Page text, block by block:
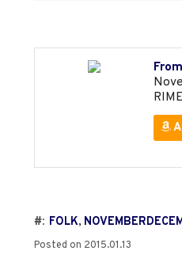
#: FOLK,
Posted on 2015.01.13